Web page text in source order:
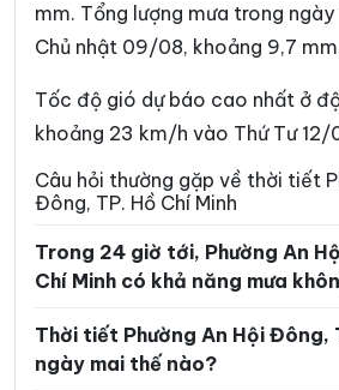
Phường Đức Nhuận
Phường Gò Vấp
Phường Hiệp Bình
Phường Lái Thiêu
Phường Long Bình
Phường Long Trường
mm. Tổng lượng mưa trong
Chủ nhật 09/08, khoảng 9,7
Tốc độ gió dự báo cao nhất ở
khoảng 23 km/h vào Thứ Tư 12/
Câu hỏi thường gặp về thời tiết
Đông, TP. Hồ Chí Minh
Trong 24 giờ tới, Phường An
Chí Minh có khả năng mưa
Thời tiết Phường An Hội Đông,
ngày mai thế nào?